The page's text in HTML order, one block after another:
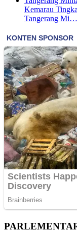
Kemarau
Tangerang Mi…